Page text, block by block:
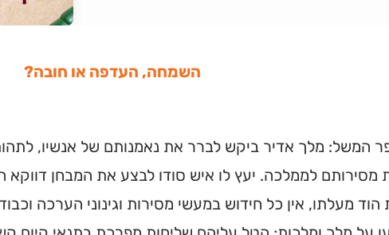
השמחה, העדפה או חובה?
המשל: מלך אדיר ביקש לברר את נאמנותם של אנשיו,
מסירותם לממלכה. יעץ לו איש סודו לבצע את המבחן
מעלתו, אין כל חידוש במעשי מסירות וגינוני הערכה